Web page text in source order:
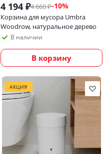
4 194 ₽4 660₽-10%
Корзина для мусора Umbra
Woodrow, натуральное дерево
В наличии
В корзину
АКЦИЯ